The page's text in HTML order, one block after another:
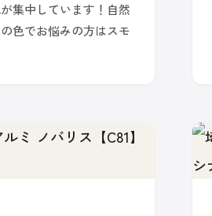
集中しています！自然
色でお悩みの方はスモ